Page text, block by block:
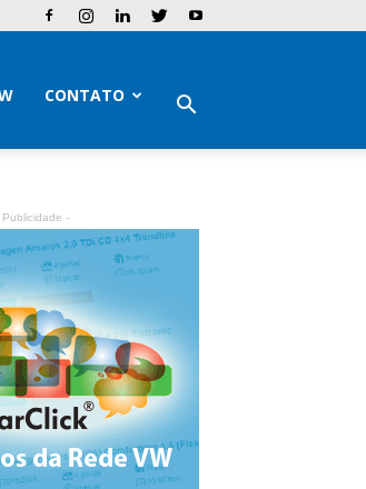
CONTATO
Publicidade -